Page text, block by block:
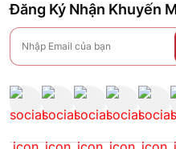
Đăng Ký Nhận Khuyến